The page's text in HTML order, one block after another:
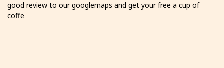
good review to our googlemaps and get your free a cup of
coffe